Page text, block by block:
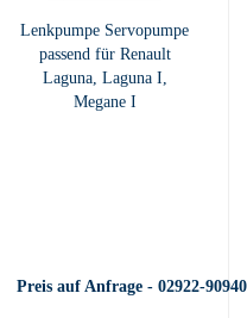
Lenkpumpe Servopumpe
passend für Renault
Laguna, Laguna I,
Megane I
Preis auf Anfrage - 02922-